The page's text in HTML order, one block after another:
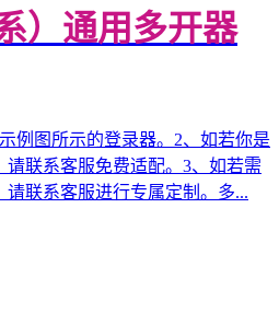
）通用多开器
例图所示的登录器。2、如若你是
请联系客服免费适配。3、如若需
联系客服进行专属定制。多...